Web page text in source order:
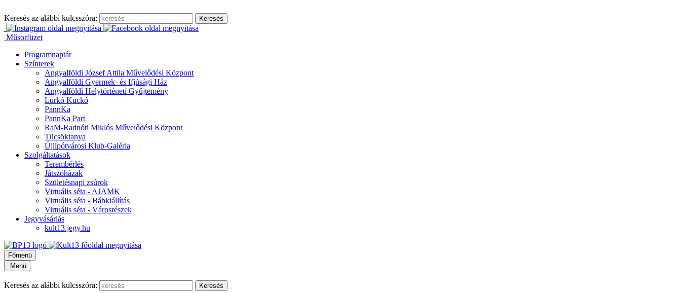
a
tartalomhoz
Keresés az alábbi kulcsszóra:
Műsorfüzet
Programnaptár
Színterek
Angyalföldi József Attila Művelődési Központ
Angyalföldi Gyermek- és Ifjúsági Ház
Angyalföldi Helytörténeti Gyűjtemény
Lurkó Kuckó
PannKa
PannKa Part
RaM-Radnóti Miklós Művelődési Központ
Tücsöktanya
Újlipótvárosi Klub-Galéria
Szolgáltatások
Terembérlés
Játszóházak
Születésnapi zsúrok
Virtuális séta - AJAMK
Virtuális séta - Bábkiállítás
Virtuális séta - Városrészek
Jegyvásárlás
kult13.jegy.hu
Főmenü
Menü
Keresés az alábbi kulcsszóra: